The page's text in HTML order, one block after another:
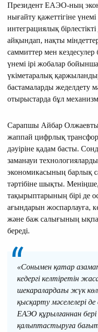
Президент ЕАЭО-ның
нығайту қажеттігіне
интеграциялық
айқындап, нақты
саммиттер мен
үнемі ірі жобалар
үкіметаралық
бастамаларды жеделдету
отырыстарда бұл
Сарапшы Айбар
жаппай цифрлық
дәуіріне қадам басты.
заманауи
экономикасының барлық
тәртібіне шықты.
тақырыптарының бірі де
ағындарын жоспарлауға,
және баж салығының
береді.
«Сонымен қатар
кедергі келтіретін
шекаралардағы жүк
қысқарту мәселелері
ЕАЭО құрылғаннан бері
қалыптастыруға